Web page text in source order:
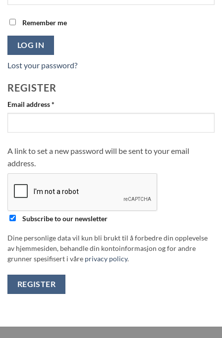
Remember me
LOG IN
Lost your password?
REGISTER
Email address*
A link to set a new password will be sent to your email
address.
Subscribe to our newsletter
Dine personlige data vil kun bli brukt til å forbedre din opplevelse
av hjemmesiden, behandle din kontoinformasjon og for andre
grunner spesifisert i våre privacy policy.
REGISTER